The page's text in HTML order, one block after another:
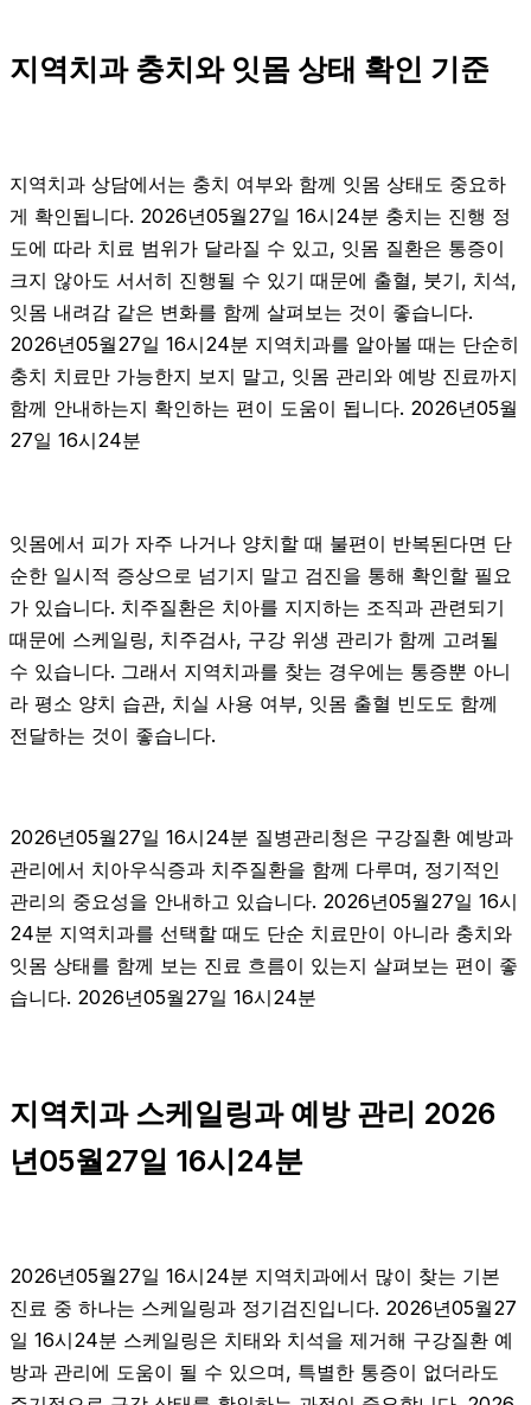
지역치과 충치와 잇몸 상태 확인 기준
지역치과 상담에서는 충치 여부와 함께 잇몸 상태도 중요하
게 확인됩니다. 2026년05월27일 16시24분 충치는 진행 정
도에 따라 치료 범위가 달라질 수 있고, 잇몸 질환은 통증이
크지 않아도 서서히 진행될 수 있기 때문에 출혈, 붓기, 치석,
잇몸 내려감 같은 변화를 함께 살펴보는 것이 좋습니다.
2026년05월27일 16시24분 지역치과를 알아볼 때는 단순히
충치 치료만 가능한지 보지 말고, 잇몸 관리와 예방 진료까지
함께 안내하는지 확인하는 편이 도움이 됩니다. 2026년05월
27일 16시24분
잇몸에서 피가 자주 나거나 양치할 때 불편이 반복된다면 단
순한 일시적 증상으로 넘기지 말고 검진을 통해 확인할 필요
가 있습니다. 치주질환은 치아를 지지하는 조직과 관련되기
때문에 스케일링, 치주검사, 구강 위생 관리가 함께 고려될
수 있습니다. 그래서 지역치과를 찾는 경우에는 통증뿐 아니
라 평소 양치 습관, 치실 사용 여부, 잇몸 출혈 빈도도 함께
전달하는 것이 좋습니다.
2026년05월27일 16시24분 질병관리청은 구강질환 예방과
관리에서 치아우식증과 치주질환을 함께 다루며, 정기적인
관리의 중요성을 안내하고 있습니다. 2026년05월27일 16시
24분 지역치과를 선택할 때도 단순 치료만이 아니라 충치와
잇몸 상태를 함께 보는 진료 흐름이 있는지 살펴보는 편이 좋
습니다. 2026년05월27일 16시24분
지역치과 스케일링과 예방 관리 2026
년05월27일 16시24분
2026년05월27일 16시24분 지역치과에서 많이 찾는 기본
진료 중 하나는 스케일링과 정기검진입니다. 2026년05월27
일 16시24분 스케일링은 치태와 치석을 제거해 구강질환 예
방과 관리에 도움이 될 수 있으며, 특별한 통증이 없더라도